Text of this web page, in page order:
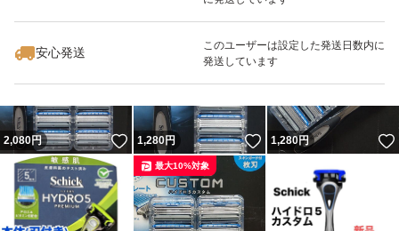
#カスタム
#ハイドレート
#衝撃吸収
#カミソリ
#髭剃り
#ヒゲ
#ホルダー
安心発送
このユーザーは設定した発送日数内に
発送しています
いいね！
1,050
2,080円 いいね！
1,280円 いいね！
1,280円
最大10%対象